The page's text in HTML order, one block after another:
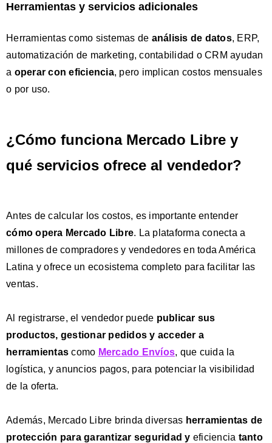
Herramientas y servicios adicionales
Herramientas como sistemas de análisis de datos, ERP,
automatización de marketing, contabilidad o CRM ayudan
a operar con eficiencia, pero implican costos mensuales
o por uso.
¿Cómo funciona Mercado Libre y
qué servicios ofrece al vendedor?
Antes de calcular los costos, es importante entender
cómo opera Mercado Libre. La plataforma conecta a
millones de compradores y vendedores en toda América
Latina y ofrece un ecosistema completo para facilitar las
ventas.
Al registrarse, el vendedor puede publicar sus
productos, gestionar pedidos y acceder a
herramientas como Mercado Envíos, que cuida la
logística, y anuncios pagos, para potenciar la visibilidad
de la oferta.
Además, Mercado Libre brinda diversas herramientas de
protección para garantizar seguridad y eficiencia tanto